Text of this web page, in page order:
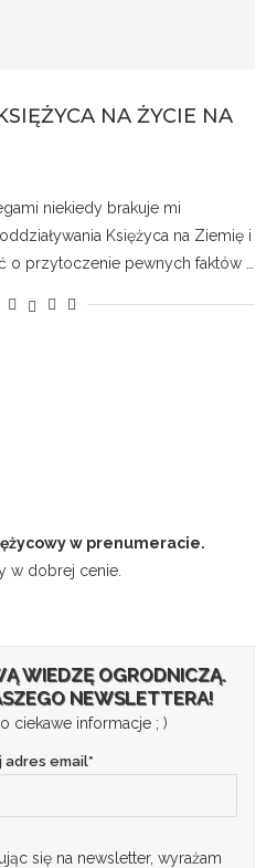
NA ŻYCIE NA
niekiedy brakuje mi
Księżyca na Ziemię i
o przytoczenie pewnych faktów …
w prenumeracie.
w dobrej cenie.
WIEDZĘ OGRODNICZĄ.
NEWSLETTERA!
ciekawe informacje ; )
adres email*
się na newsletter, wyrażam